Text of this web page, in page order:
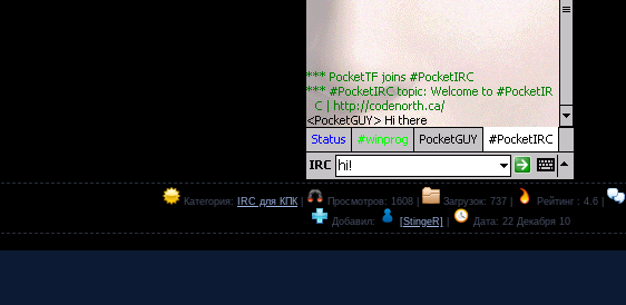
Категория: IRC для КПК Просмотров: 1608 | Загрузок: 737 | Рейтинг : 4.6 |
Добавил:
[StingeR] Дата: 22 Декабря 10